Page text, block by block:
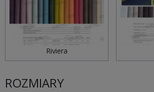
Riviera
ROZMIARY